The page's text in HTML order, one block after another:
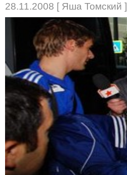
28.11.2008 [ Яша Томский ]